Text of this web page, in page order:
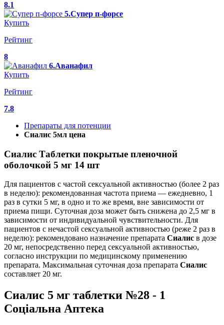
8.1
5.Супер п-форсе
Купить
Рейтинг
8
6.Аванафил
Купить
Рейтинг
7.8
Препараты для потенции
Сиалис 5мл цена
Сиалис Таблетки покрытые пленочной
оболочкой 5 мг 14 шт
Для пациентов с частой сексуальной активностью (более 2 раз
в неделю): рекомендованная частота приема — ежедневно, 1
раз в сутки 5 мг, в одно и то же время, вне зависимости от
приема пищи. Суточная доза может быть снижена до 2,5 мг в
зависимости от индивидуальной чувствительности. Для
пациентов с нечастой сексуальной активностью (реже 2 раз в
неделю): рекомендовано назначение препарата Сиалис в дозе
20 мг, непосредственно перед сексуальной активностью,
согласно инструкции по медицинскому применению
препарата. Максимальная суточная доза препарата Сиалис
составляет 20 мг.
Сиалис 5 мг таблетки №28 - 1
Соціальна Аптека